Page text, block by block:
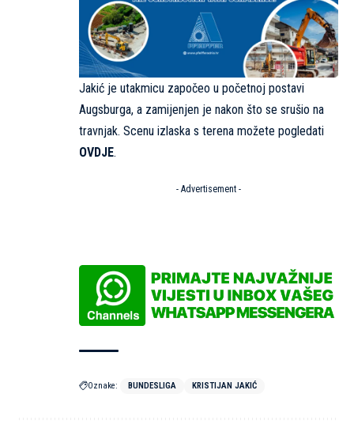
Jakić je utakmicu započeo u početnoj postavi
Augsburga, a zamijenjen je nakon što se srušio na
travnjak. Scenu izlaska s terena možete pogledati
OVDJE.
- Advertisement -
Oznake: BUNDESLIGA KRISTIJAN JAKIĆ